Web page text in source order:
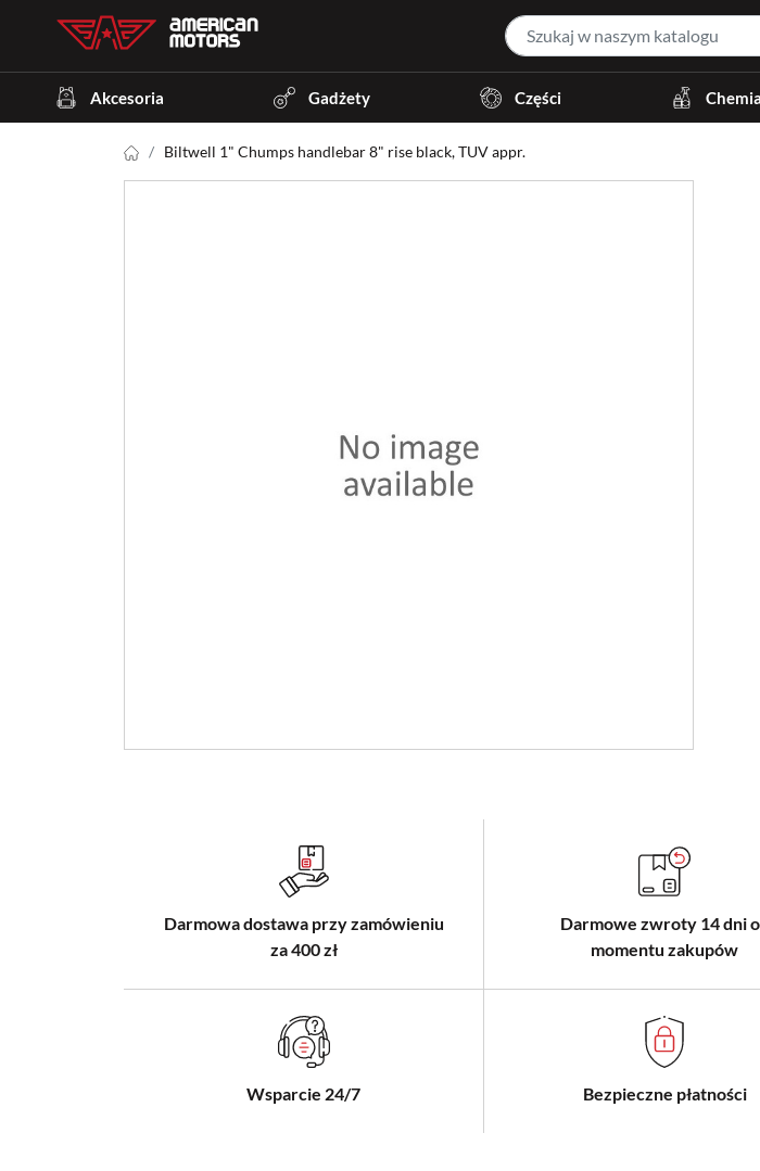
Akcesoria Gadżety Części Chemia
Biltwell 1" Chumps handlebar 8" rise black, TUV appr.
Darmowa dostawa przy zamówieniu
za 400 zł
Darmowe zwroty 14 dni
momentu zakupów
Wsparcie 24/7 Bezpieczne płatności